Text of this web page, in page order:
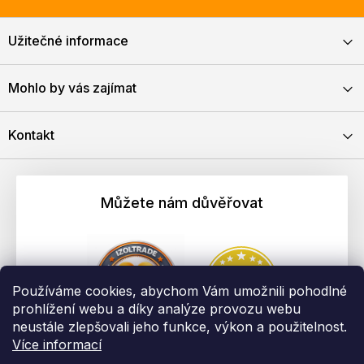
Používáme cookies, abychom Vám umožnili pohodlné
prohlížení webu a díky analýze provozu webu
neustále zlepšovali jeho funkce, výkon a použitelnost.
Více informací
Užitečné informace
Mohlo by vás zajímat
Kontakt
Můžete nám důvěřovat